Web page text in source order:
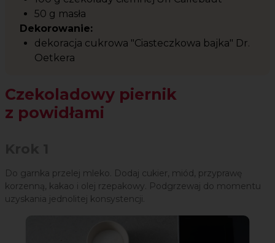
50 g masła
Dekorowanie:
dekoracja cukrowa "Ciasteczkowa bajka" Dr.
Oetkera
Czekoladowy piernik
z powidłami
Do garnka przelej mleko. Dodaj cukier, miód, przyprawę
korzenną, kakao i olej rzepakowy. Podgrzewaj do momentu
uzyskania jednolitej konsystencji.